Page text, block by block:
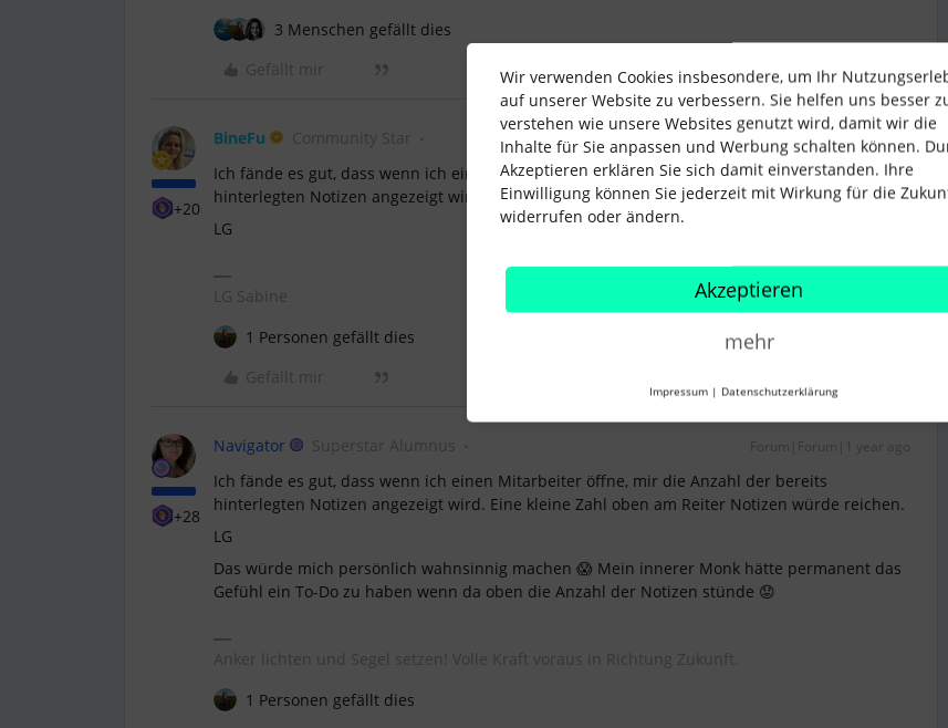
3 Menschen gefällt dies
Gefällt mir
+20
BineFu Community Star Forum|Forum|1 year ago
Ich fände es gut, dass wenn ich einen Mitarbeiter öffne, mir die Anzahl der bereits
hinterlegten Notizen angezeigt wird. Eine kleine Zahl oben am Reiter Notizen würde reichen.
LG
LG Sabine
1 Personen gefällt dies
Gefällt mir
+28
Navigator Superstar Alumnus Forum|Forum|1 year ago
Ich fände es gut, dass wenn ich einen Mitarbeiter öffne, mir die Anzahl der bereits
hinterlegten Notizen angezeigt wird. Eine kleine Zahl oben am Reiter Notizen würde reichen.
LG
Das würde mich persönlich wahnsinnig machen 😱 Mein innerer Monk hätte permanent das
Gefühl ein To-Do zu haben wenn da oben die Anzahl der Notizen stünde 😟
Anker lichten und Segel setzen! Volle Kraft voraus in Richtung Zukunft.
1 Personen gefällt dies
Wir verwenden Cookies insbesondere, um Ihr
auf unserer Website zu verbessern. Sie helfen uns besser
verstehen wie unsere Websites genutzt wird, damit wir die
Inhalte für Sie anpassen und Werbung schalten können.
Akzeptieren erklären Sie sich damit einverstanden. Ihre
Einwilligung können Sie jederzeit mit Wirkung für die
widerrufen oder ändern.
Akzeptieren
mehr
Impressum | Datenschutzerklärung